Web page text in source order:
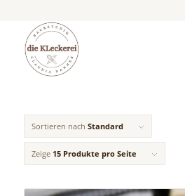
Sortieren nach Standard
Zeige 15 Produkte pro Seite